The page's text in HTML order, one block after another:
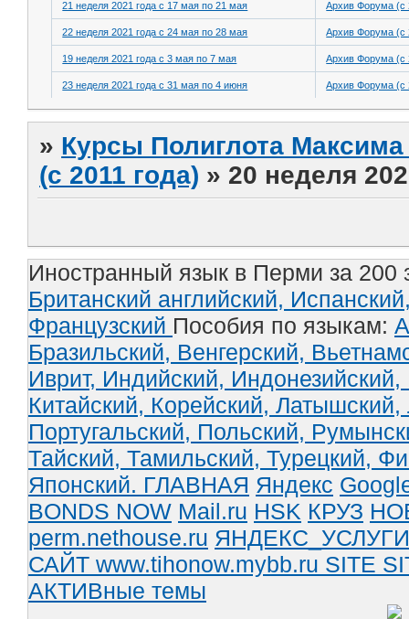
21 неделя 2021 года с 17 мая по 21 мая Архив Форума (с
22 неделя 2021 года с 24 мая по 28 мая Архив Форума (с
19 неделя 2021 года с 3 мая по 7 мая Архив Форума (с
23 неделя 2021 года с 31 мая по 4 июня Архив Форума (с
» Курсы Полиглота
(с 2011 года) » 20 неделя
Иностранный язык в Перми за 200
Британский английский,
Французский Пособия по языкам:
Бразильский, Венгерский,
Иврит, Индийский, Индонезийский,
Китайский, Корейский, Латышский,
Португальский, Польский,
Тайский, Тамильский, Турецкий,
Японский. ГЛАВНАЯ Яндекс
BONDS NOW Mail.ru HSK КРУЗ
perm.nethouse.ru ЯНДЕКС_УСЛУГИ
САЙТ www.tihonow.mybb.ru SITE
АКТИВные темы